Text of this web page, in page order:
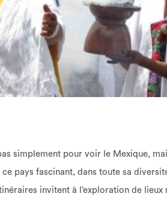
simplement pour voir le Mexique,
pays fascinant, dans toute sa
invitent à l’exploration de lieux